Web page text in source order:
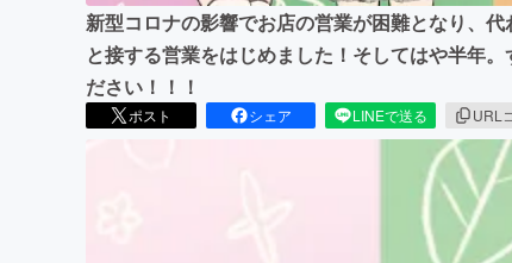
新型コロナの影響でお店の営業が困難となり、
と接する営業をはじめました！そしてはや半年
ださい！！！
ポスト シェア LINEで送る URL